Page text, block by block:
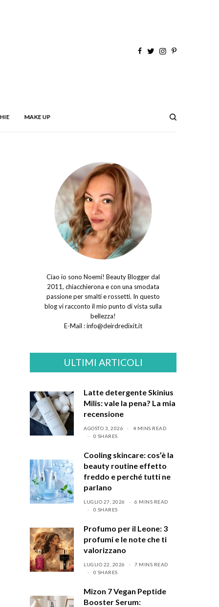
MAKE UP
Ciao io sono Noemi! Beauty Blogger dal
2011, chiacchierona e con una smodata
passione per smalti e rossetti. In questo
blog vi racconto il mio punto di vista sulla
bellezza!
E-Mail :info@deirdredixit.it
ULTIMI ARTICOLI
Latte detergente Skinius
Milis: vale la pena? La mia
recensione
AGOSTO 3, 2026
4 MINS READ
0 SHARES
Cooling skincare: cos’è la
beauty routine effetto
freddo e perché tutti ne
parlano
LUGLIO 27, 2026
6 MINS READ
0 SHARES
Profumo per il Leone: 3
profumi e le note che ti
valorizzano
LUGLIO 22, 2026
7 MINS READ
0 SHARES
Mizon 7 Vegan Peptide
Booster Serum: